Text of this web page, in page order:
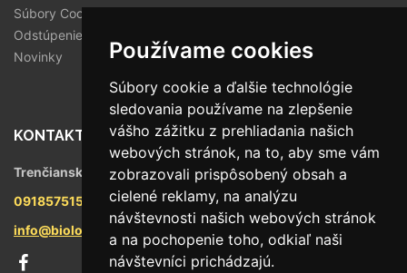
Používame cookies
Súbory cookie a ďalšie technológie
sledovania používame na zlepšenie
vášho zážitku z prehliadania našich
webových stránok, na to, aby sme vám
zobrazovali prispôsobený obsah a
cielené reklamy, na analýzu
návštevnosti našich webových stránok
a na pochopenie toho, odkiaľ naši
návštevníci prichádzajú.
Súbory Cookies
Odstúpenie od zmluvy
Novinky
KONTAKT
Trenčianska 56/F, 821 09 Bratislava
0918575158
info@biologika.sk